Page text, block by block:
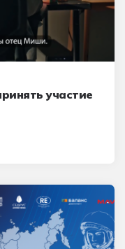
участие